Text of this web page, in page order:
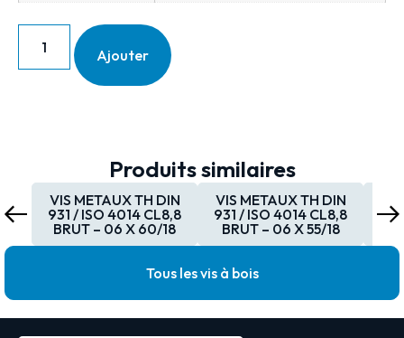
Ajouter
Produits similaires
VIS METAUX TH DIN
931 / ISO 4014 CL8,8
BRUT – 06 X 60/18
VIS METAUX TH DIN
931 / ISO 4014 CL8,8
BRUT – 06 X 55/18
Tous les vis à bois